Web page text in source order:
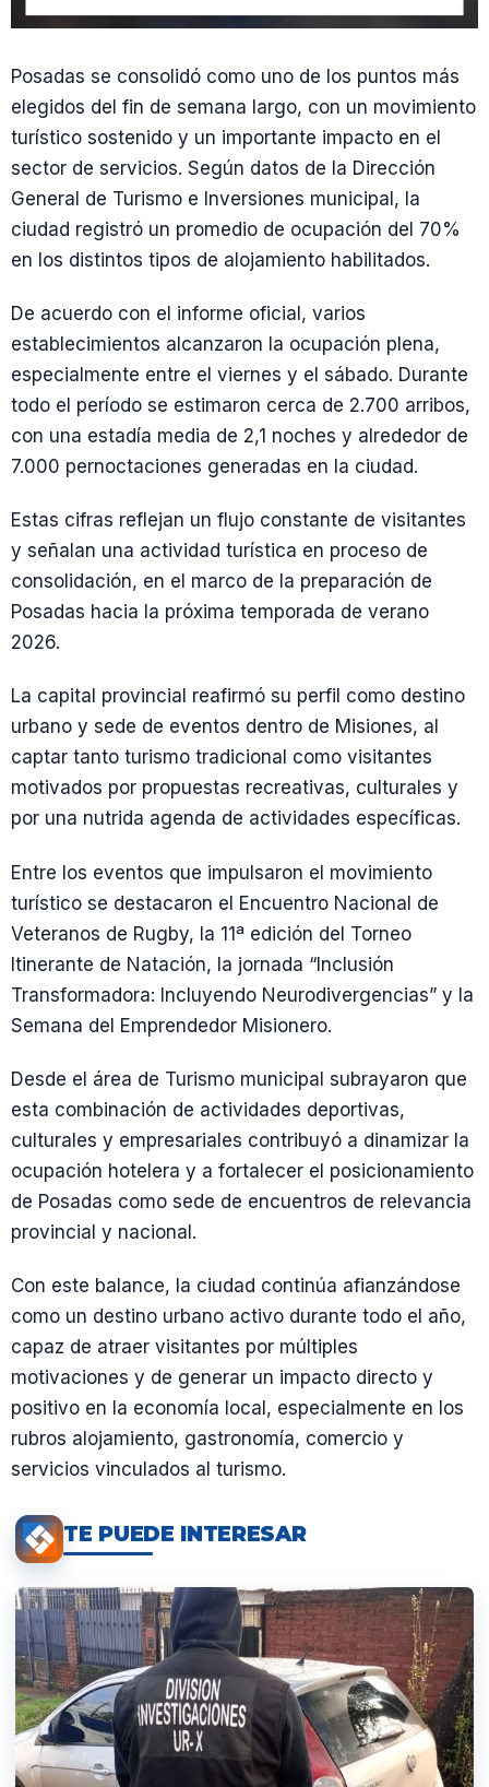
Posadas se consolidó como uno de los puntos más
elegidos del fin de semana largo, con un movimiento
turístico sostenido y un importante impacto en el
sector de servicios. Según datos de la Dirección
General de Turismo e Inversiones municipal, la
ciudad registró un promedio de ocupación del 70%
en los distintos tipos de alojamiento habilitados.
De acuerdo con el informe oficial, varios
establecimientos alcanzaron la ocupación plena,
especialmente entre el viernes y el sábado. Durante
todo el período se estimaron cerca de 2.700 arribos,
con una estadía media de 2,1 noches y alrededor de
7.000 pernoctaciones generadas en la ciudad.
Estas cifras reflejan un flujo constante de visitantes
y señalan una actividad turística en proceso de
consolidación, en el marco de la preparación de
Posadas hacia la próxima temporada de verano
2026.
La capital provincial reafirmó su perfil como destino
urbano y sede de eventos dentro de Misiones, al
captar tanto turismo tradicional como visitantes
motivados por propuestas recreativas, culturales y
por una nutrida agenda de actividades específicas.
Entre los eventos que impulsaron el movimiento
turístico se destacaron el Encuentro Nacional de
Veteranos de Rugby, la 11ª edición del Torneo
Itinerante de Natación, la jornada “Inclusión
Transformadora: Incluyendo Neurodivergencias” y la
Semana del Emprendedor Misionero.
Desde el área de Turismo municipal subrayaron que
esta combinación de actividades deportivas,
culturales y empresariales contribuyó a dinamizar la
ocupación hotelera y a fortalecer el posicionamiento
de Posadas como sede de encuentros de relevancia
provincial y nacional.
Con este balance, la ciudad continúa afianzándose
como un destino urbano activo durante todo el año,
capaz de atraer visitantes por múltiples
motivaciones y de generar un impacto directo y
positivo en la economía local, especialmente en los
rubros alojamiento, gastronomía, comercio y
servicios vinculados al turismo.
TE PUEDE INTERESAR